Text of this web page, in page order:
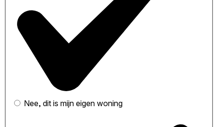
Nee, dit is mijn eigen woning